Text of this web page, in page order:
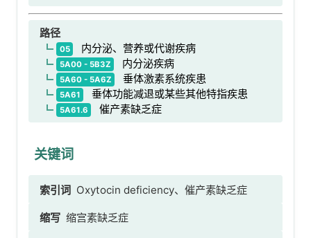
路径
05 内分泌、营养或代谢疾病
5A00 - 5B3Z 内分泌疾病
5A60 - 5A6Z 垂体激素系统疾患
5A61 垂体功能减退或某些其他特指疾患
5A61.6 催产素缺乏症
关键词
索引词 Oxytocin deficiency、催产素缺乏症
缩写 缩宫素缺乏症